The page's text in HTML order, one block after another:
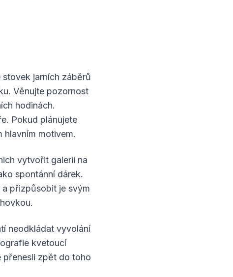
jarních záběrů
Věnujte pozornost
hodinách.
Pokud plánujete
motivem.
vytvořit galerii na
spontánní dárek.
přizpůsobit je svým
neodkládat vyvolání
kvetoucí
přenesli zpět do toho